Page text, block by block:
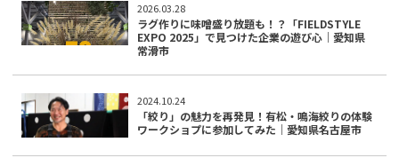
2026.03.28
ラグ作りに味噌盛り放題も！？「FIELDSTYLE
EXPO 2025」で見つけた企業の遊び心｜愛知県
常滑市
2024.10.24
「絞り」の魅力を再発見！有松・鳴海絞りの体験
ワークショプに参加してみた｜愛知県名古屋市